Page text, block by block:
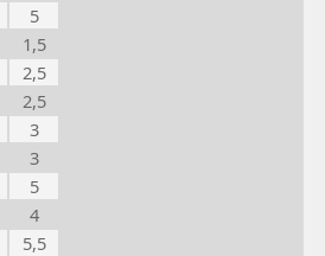
5
1,5
2,5
2,5
3
3
5
4
5,5